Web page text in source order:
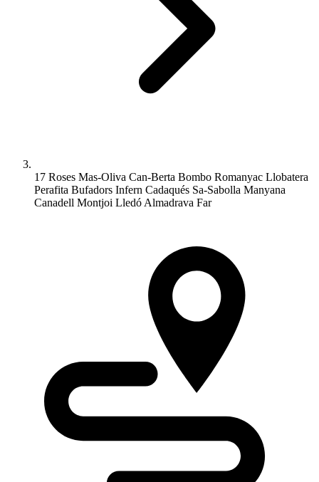
17 Roses Mas-Oliva Can-Berta Bombo Romanyac Llobatera
Perafita Bufadors Infern Cadaqués Sa-Sabolla Manyana
Canadell Montjoi Lledó Almadrava Far